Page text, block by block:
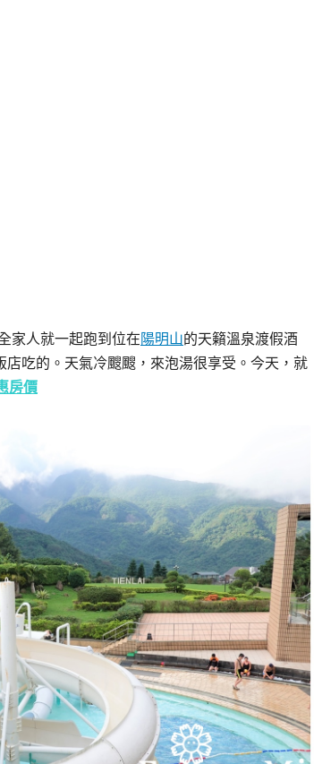
家人就一起跑到位在 陽明山的天籟溫泉渡假酒
吃的。天氣冷颼颼，來泡湯很享受。今天，就
房價